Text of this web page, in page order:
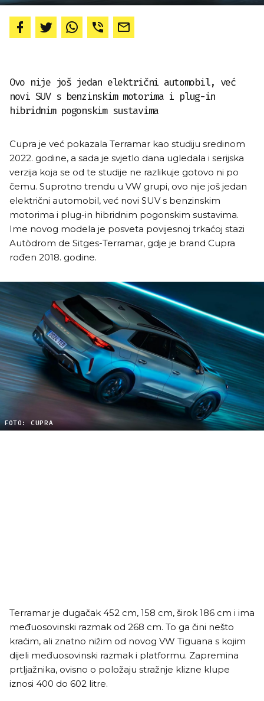
Ovo nije još jedan električni automobil, već
novi SUV s benzinskim motorima i plug-in
hibridnim pogonskim sustavima
Cupra je već pokazala Terramar kao studiju sredinom
2022. godine, a sada je svjetlo dana ugledala i serijska
verzija koja se od te studije ne razlikuje gotovo ni po
čemu. Suprotno trendu u VW grupi, ovo nije još jedan
električni automobil, već novi SUV s benzinskim
motorima i plug-in hibridnim pogonskim sustavima.
Ime novog modela je posveta povijesnoj trkaćoj stazi
Autòdrom de Sitges-Terramar, gdje je brand Cupra
rođen 2018. godine.
FOTO: CUPRA
Terramar je dugačak 452 cm, 158 cm, širok 186 cm i ima
međuosovinski razmak od 268 cm. To ga čini nešto
kraćim, ali znatno nižim od novog VW Tiguana s kojim
dijeli međuosovinski razmak i platformu. Zapremina
prtljažnika, ovisno o položaju stražnje klizne klupe
iznosi 400 do 602 litre.